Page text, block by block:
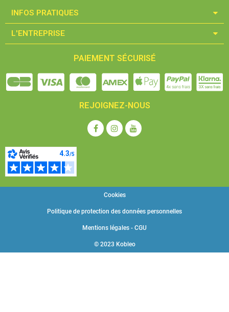
Éclairage : 3W LED (lum. incidente); 3W LED (lum.
« Nous avons choisi pour matériel de pesage de précision,
la marque : Kern & Sohn qui est un fabricant allemand
ans d’expérience. C’est un gage de qualité et de fiabilité
du matériel »
INFOS PRATIQUES​
L'ENTREPRISE​
PAIEMENT SÉCURISÉ
REJOIGNEZ-NOUS
© 2023 Kobleo
Mentions légales - CGU
Politique de protection des données personnelles
Cookies